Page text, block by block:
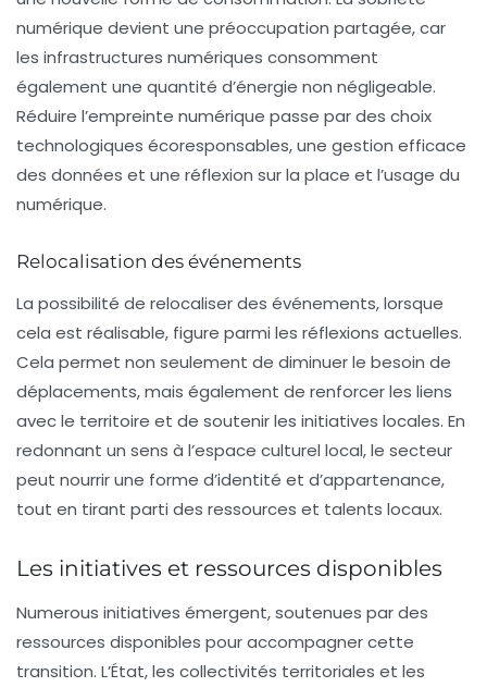
numérique devient une préoccupation partagée, car
les infrastructures numériques consomment
également une quantité d’énergie non négligeable.
Réduire l’empreinte numérique passe par des choix
technologiques écoresponsables, une gestion efficace
des données et une réflexion sur la place et l’usage du
numérique.
Relocalisation des événements
La possibilité de relocaliserdes événements, lorsque
cela est réalisable, figure parmi les réflexions actuelles.
Cela permet non seulement de diminuer le besoin de
déplacements, mais également de renforcer les liens
avec le territoire et de soutenir les initiatives locales. En
redonnant un sens à l’espace culturel local, le secteur
peut nourrir une forme d’identité et d’appartenance,
tout en tirant parti des ressources et talents locaux.
Les initiatives et ressources disponibles
Numerous initiatives émergent, soutenues par des
ressources disponibles pour accompagner cette
transition. L’État, les collectivités territoriales et les